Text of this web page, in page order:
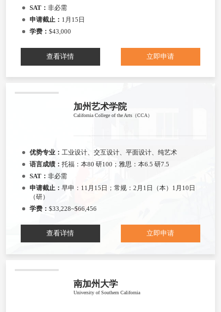
SAT： 非必需
申请截止： 1月15日
学费： $43,000
查看详情 立即申请
加州艺术学院
California College of the Arts（CCA）
优势专业： 工业设计、交互设计、平面设计、纯艺术
语言成绩： 托福：本80 研100；雅思：本6.5 研7.5
SAT： 非必需
申请截止： 早申：11月15日；常规：2月1日（本）1月10日
（研）
学费： $33,228~$66,456
查看详情 立即申请
南加州大学
University of Southern California